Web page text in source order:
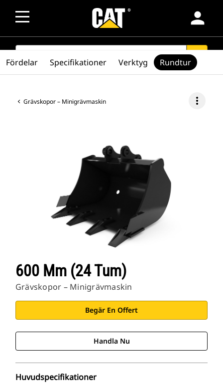
person
SEARCH search
Grävskopor – Minigrävmaskin more_vert
600 Mm (24 Tum)
Grävskopor – Minigrävmaskin
Begär En Offert
Handla Nu
Huvudspecifikationer
Fördelar Specifikationer Verktyg Rundtur